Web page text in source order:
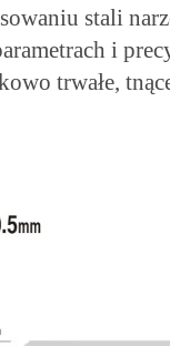
stali
i
trwałe,